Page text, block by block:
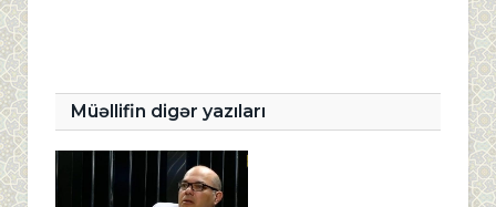
Müəllifin digər yazıları